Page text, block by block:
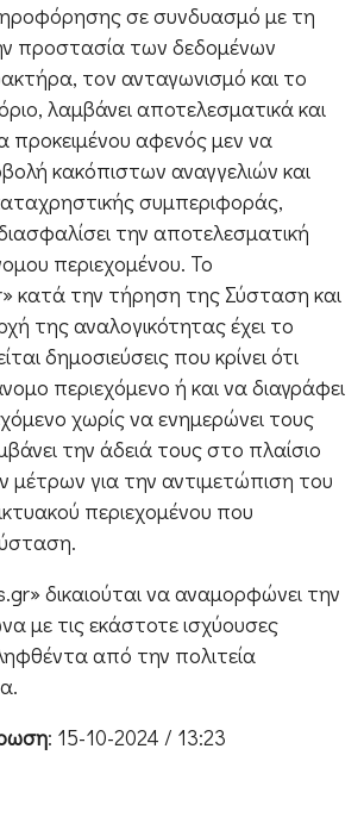
σε συνδυασμό με τη
προστασία των δεδομένων
τον ανταγωνισμό και το
λαμβάνει αποτελεσματικά και
προκειμένου αφενός μεν να
κακόπιστων αναγγελιών και
συμπεριφοράς,
την αποτελεσματική
περιεχομένου. Το
κατά την τήρηση της Σύσταση και
της αναλογικότητας έχει το
δημοσιεύσεις που κρίνει ότι
περιεχόμενο ή και να διαγράφει
χωρίς να ενημερώνει τους
την άδειά τους στο πλαίσιο
μέτρων για την αντιμετώπιση του
περιεχομένου που
δικαιούται να αναμορφώνει την
με τις εκάστοτε ισχύουσες
από την πολιτεία
: 15-10-2024 / 13:23